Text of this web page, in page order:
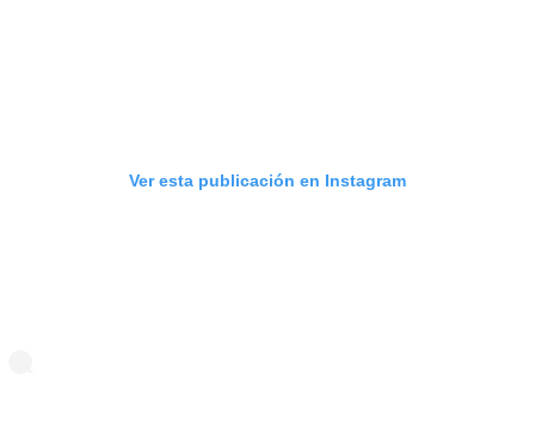
Ver esta publicación en Instagram